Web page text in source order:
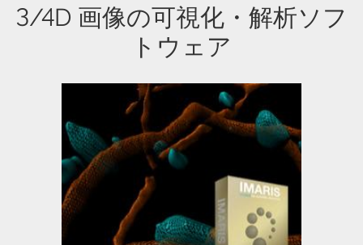
3/4D 画像の可視化・解析ソフ
トウェア
Imaris module packages providing out
of the box application solutions.